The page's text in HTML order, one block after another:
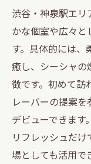
渋谷・神泉駅エ
かな個室や広々と
す。具体的には、
癒し、シーシャの
徴です。初めて訪
レーバーの提案
デビューできます
リフレッシュだ
場としても活用で